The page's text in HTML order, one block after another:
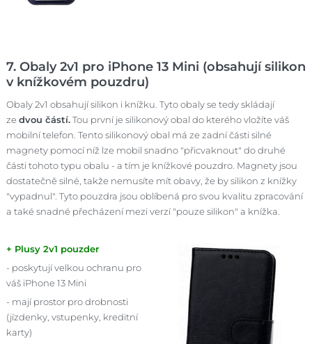
7. Obaly 2v1 pro iPhone 13 Mini (obsahují silikon
v knížkovém pouzdru)
Obaly 2v1 obsahují silikon i knížku. Tyto obaly se tedy skládají
ze dvou částí.Tou první je silikonový obal do kterého vložíte váš
mobilní telefon. Tento silikonový obal má ze zadní části silné
magnety pomocí níž lze mobil snadno "přicvaknout" do druhé
části tohoto typu obalu - a tím je knížkové pouzdro. Magnety jsou
dostatečně silné, takže nemusíte mít obavy, že by silikon z knížky
"vypadnul". Tyto pouzdra jsou oblíbená pro svou kvalitu zpracování
a také snadné přecházení mezi verzí "pouze silikon" a knížka.
+ Plusy 2v1 pouzder
- poskytují velkou ochranu pro
váš iPhone 13 Mini
- mají prostor pro drobnosti
(jízdenky, vstupenky, kreditní
karty)